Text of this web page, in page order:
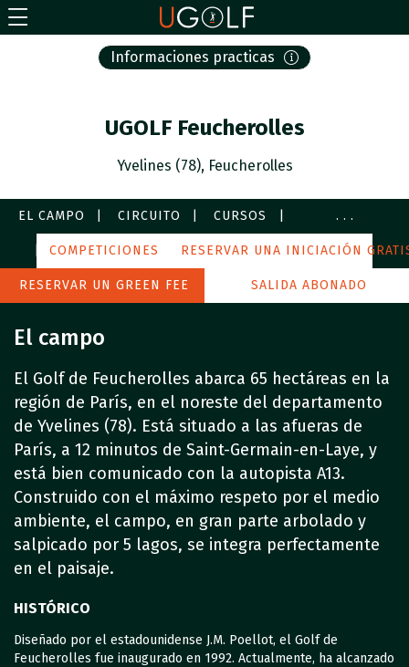
Informaciones practicas
UGOLF Feucherolles
Yvelines (78), Feucherolles
EL CAMPO CIRCUITO CURSOS
SERVICIOS FOTOS A MI ALREDEDOR
...
COMPETICIONES RESERVAR UNA INICIACIÓN
RESERVAR UN GREEN FEE SALIDA ABONADO
El campo
El Golf de Feucherolles abarca 65 hectáreas en la
región de París, en el noreste del departamento
de Yvelines (78). Está situado a las afueras de
París, a 12 minutos de Saint-Germain-en-Laye, y
está bien comunicado con la autopista A13.
Construido con el máximo respeto por el medio
ambiente, el campo, en gran parte arbolado y
salpicado por 5 lagos, se integra perfectamente
en el paisaje.
HISTÓRICO
Diseñado por el estadounidense J.M. Poellot, el Golf de
Feucherolles fue inaugurado en 1992. Actualmente, ha alcanzado